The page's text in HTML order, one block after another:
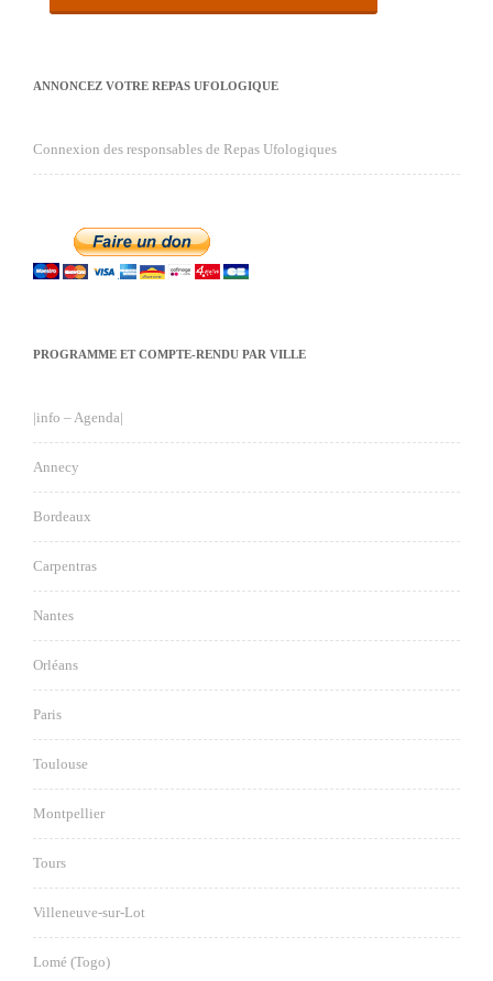
ANNONCEZ VOTRE REPAS UFOLOGIQUE
Connexion des responsables de Repas Ufologiques
PROGRAMME ET COMPTE-RENDU PAR VILLE
|info – Agenda|
Annecy
Bordeaux
Carpentras
Nantes
Orléans
Paris
Toulouse
Montpellier
Tours
Villeneuve-sur-Lot
Lomé (Togo)